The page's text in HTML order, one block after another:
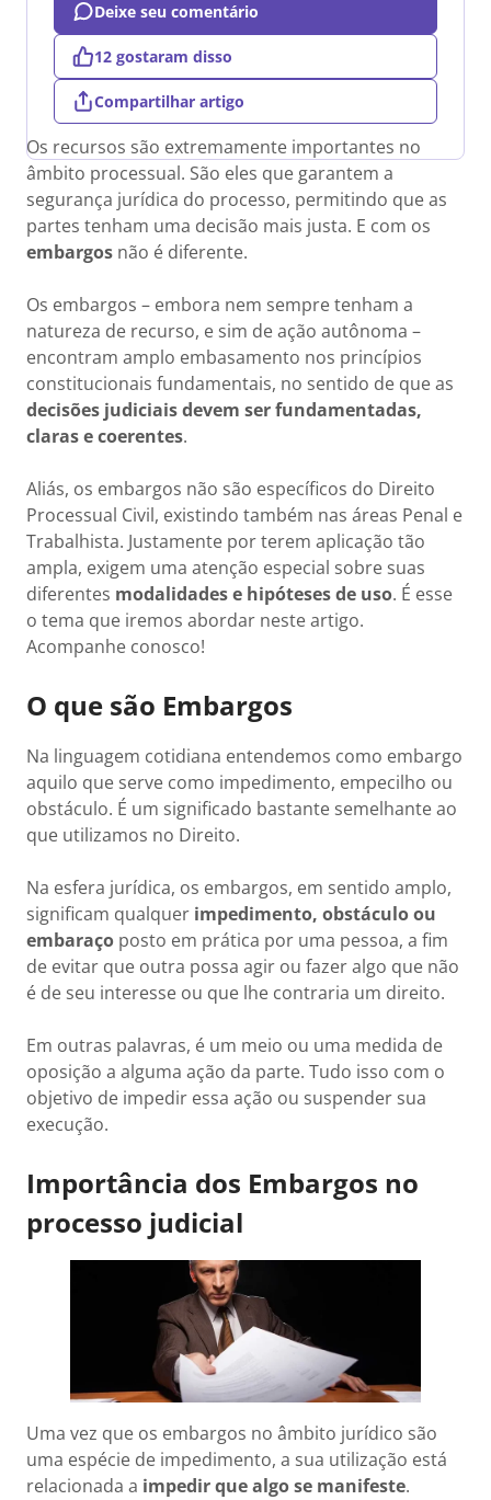
Os recursos são extremamente importantes no
âmbito processual. São eles que garantem a
segurança jurídica do processo, permitindo que as
partes tenham uma decisão mais justa. E com os
embargos não é diferente.
Os embargos – embora nem sempre tenham a
natureza de recurso, e sim de ação autônoma –
encontram amplo embasamento nos princípios
constitucionais fundamentais, no sentido de que as
decisões judiciais devem ser fundamentadas,
claras e coerentes.
Aliás, os embargos não são específicos do Direito
Processual Civil, existindo também nas áreas Penal e
Trabalhista. Justamente por terem aplicação tão
ampla, exigem uma atenção especial sobre suas
diferentes modalidades e hipóteses de uso. É esse
o tema que iremos abordar neste artigo.
Acompanhe conosco!
O que são Embargos
Na linguagem cotidiana entendemos como embargo
aquilo que serve como impedimento, empecilho ou
obstáculo. É um significado bastante semelhante ao
que utilizamos no Direito.
Na esfera jurídica, os embargos, em sentido amplo,
significam qualquer impedimento, obstáculo ou
embaraço posto em prática por uma pessoa, a fim
de evitar que outra possa agir ou fazer algo que não
é de seu interesse ou que lhe contraria um direito.
Em outras palavras, é um meio ou uma medida de
oposição a alguma ação da parte. Tudo isso com o
objetivo de impedir essa ação ou suspender sua
execução.
Importância dos Embargos no
processo judicial
Uma vez que os embargos no âmbito jurídico são
uma espécie de impedimento, a sua utilização está
relacionada a impedir que algo se manifeste.
Deixe seu comentário
12 gostaram disso
Compartilhar artigo